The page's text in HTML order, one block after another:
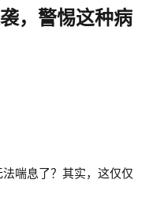
，警惕这种病
喘息了？其实，这仅仅